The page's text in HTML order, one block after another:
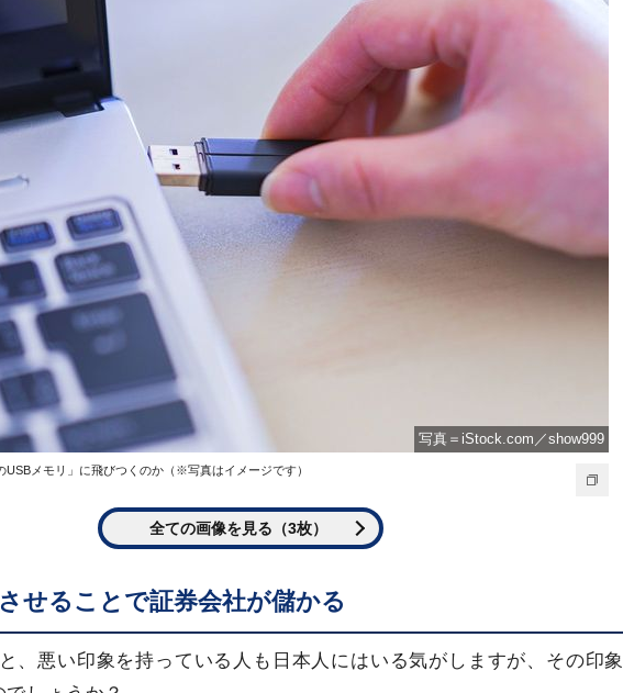
写真＝iStock.com／show999
USBメモリ」に飛びつくのか（※写真はイメージです）
全ての画像を見る（3枚）
せることで証券会社が儲かる
、悪い印象を持っている人も日本人にはいる気がしますが、その印象